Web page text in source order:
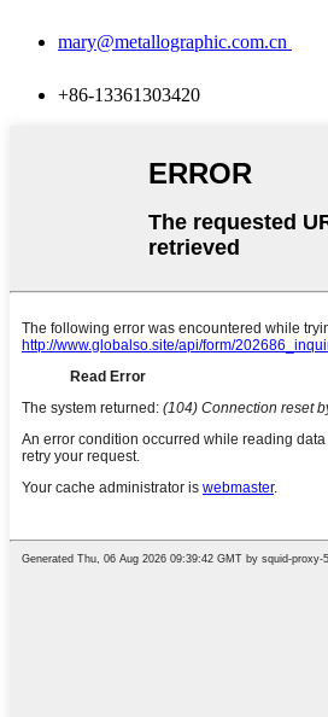
mary@metallographic.com.cn
+86-13361303420